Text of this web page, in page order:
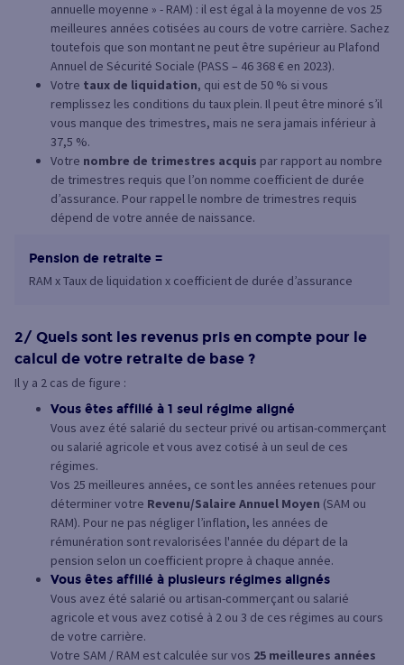
annuelle moyenne » - RAM) : il est égal à la moyenne de vos 25
meilleures années cotisées au cours de votre carrière. Sachez
toutefois que son montant ne peut être supérieur au Plafond
Annuel de Sécurité Sociale (PASS – 46 368 € en 2023).
Votre taux de liquidation, qui est de 50 % si vous
remplissez les conditions du taux plein. Il peut être minoré s’il
vous manque des trimestres, mais ne sera jamais inférieur à
37,5 %.
Votre nombre de trimestres acquis par rapport au nombre
de trimestres requis que l’on nomme coefficient de durée
d’assurance. Pour rappel le nombre de trimestres requis
dépend de votre année de naissance.
Pension de retraite =
RAM x Taux de liquidation x coefficient de durée d’assurance
2/ Quels sont les revenus pris en compte pour le
calcul de votre retraite de base ?
Il y a 2 cas de figure :
Vous êtes affilié à 1 seul régime aligné
Vous avez été salarié du secteur privé ou artisan-commerçant
ou salarié agricole et vous avez cotisé à un seul de ces
régimes.
Vos 25 meilleures années, ce sont les années retenues pour
déterminer votre Revenu/Salaire Annuel Moyen (SAM ou
RAM). Pour ne pas négliger l’inflation, les années de
rémunération sont revalorisées l'année du départ de la
pension selon un coefficient propre à chaque année.
Vous êtes affilié à plusieurs régimes alignés
Vous avez été salarié ou artisan-commerçant ou salarié
agricole et vous avez cotisé à 2 ou 3 de ces régimes au cours
de votre carrière.
Votre SAM / RAM est calculée sur vos 25 meilleures années